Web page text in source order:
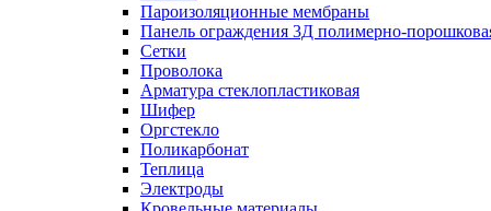
Пароизоляционные мембраны
Панель ограждения 3Д полимерно-
Сетки
Проволока
Арматура стеклопластиковая
Шифер
Оргстекло
Поликарбонат
Теплица
Электроды